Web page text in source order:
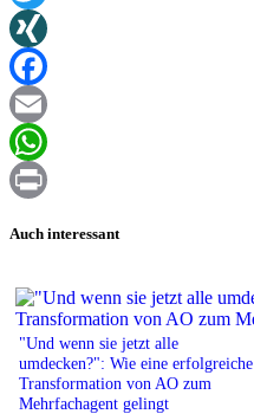
Twitter
XING
Facebook
Email
WhatsApp
Auch interessant
"Und wenn sie jetzt alle
umdecken?": Wie eine erfolgreiche
Transformation von AO zum
Mehrfachagent gelingt